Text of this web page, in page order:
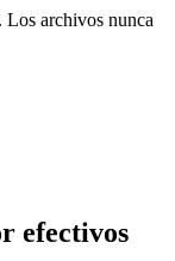
Los archivos nunca
efectivos